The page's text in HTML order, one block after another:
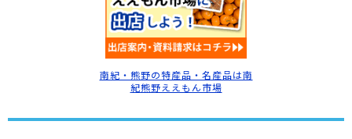
南紀・熊野の特産品・名産品は南
紀熊野ええもん市場